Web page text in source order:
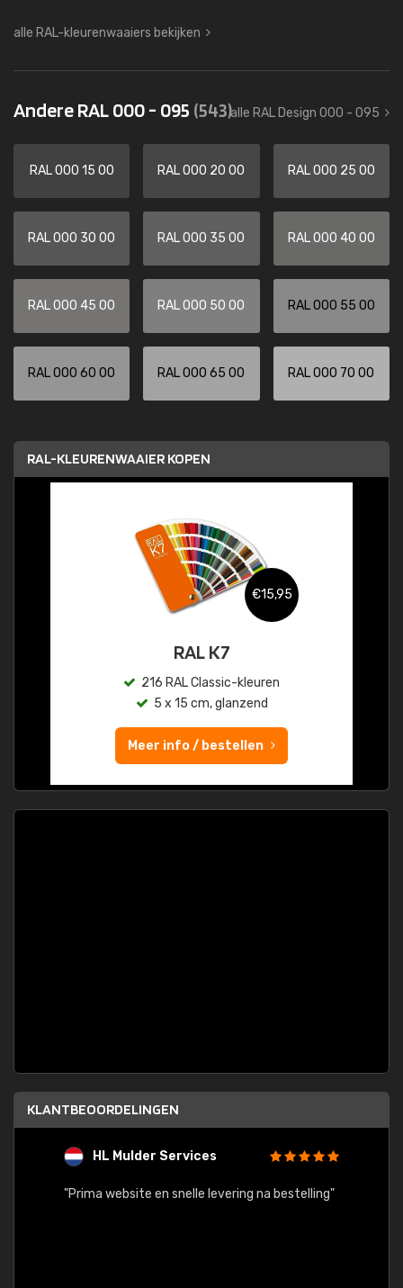
alle RAL-kleurenwaaiers bekijken
Andere RAL 000 - 095 (543)alle RAL Design 000 - 095
RAL 000 15 00 RAL 000 20 00 RAL 000 25 00
RAL 000 30 00 RAL 000 35 00 RAL 000 40 00
RAL 000 45 00 RAL 000 50 00 RAL 000 55 00
RAL 000 60 00 RAL 000 65 00 RAL 000 70 00
RAL-KLEURENWAAIER KOPEN
€15,95
RAL K7
216 RAL Classic-kleuren
5 x 15 cm, glanzend
Meer info / bestellen
KLANTBEOORDELINGEN
HL Mulder Services
"Prima website en snelle levering na bestelling"